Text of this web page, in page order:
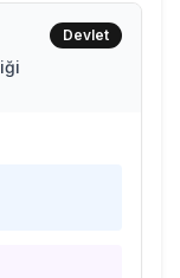
Devlet